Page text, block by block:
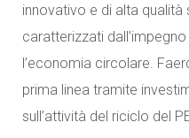
innovativo e di alta qualità
caratterizzati
l’economia circolare.
prima linea tramite
sull’attività del riciclo del